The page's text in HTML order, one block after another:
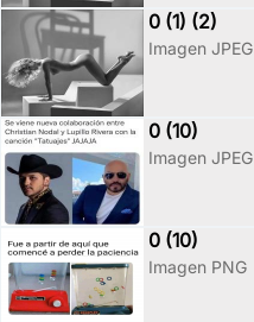
0 (1) (2)
Imagen JPEG
0 (10)
Imagen JPEG
0 (10)
Imagen PNG